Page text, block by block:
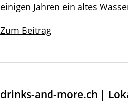
einigen Jahren ein altes
Zum Beitrag
drinks-and-more.ch |